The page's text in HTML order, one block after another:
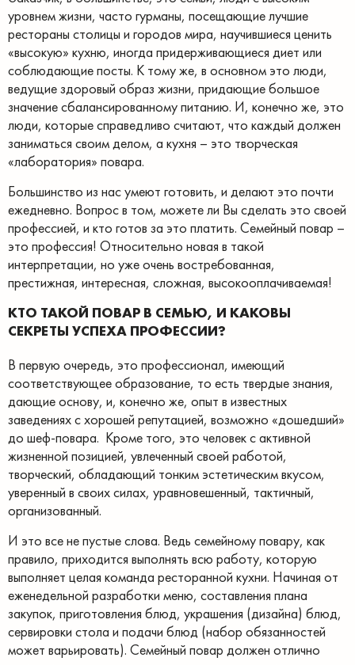
уровнем жизни, часто гурманы, посещающие лучшие
рестораны столицы и городов мира, научившиеся ценить
«высокую» кухню, иногда придерживающиеся диет или
соблюдающие посты. К тому же, в основном это люди,
ведущие здоровый образ жизни, придающие большое
значение сбалансированному питанию. И, конечно же, это
люди, которые справедливо считают, что каждый должен
заниматься своим делом, а кухня – это творческая
«лаборатория» повара.
Большинство из нас умеют готовить, и делают это почти
ежедневно. Вопрос в том, можете ли Вы сделать это своей
профессией, и кто готов за это платить. Семейный повар –
это профессия! Относительно новая в такой
интерпретации, но уже очень востребованная,
престижная, интересная, сложная, высокооплачиваемая!
КТО ТАКОЙ ПОВАР В СЕМЬЮ, И КАКОВЫ
СЕКРЕТЫ УСПЕХА ПРОФЕССИИ?
В первую очередь, это профессионал, имеющий
соответствующее образование, то есть твердые знания,
дающие основу, и, конечно же, опыт в известных
заведениях с хорошей репутацией, возможно «дошедший»
до шеф-повара. Кроме того, это человек с активной
жизненной позицией, увлеченный своей работой,
творческий, обладающий тонким эстетическим вкусом,
уверенный в своих силах, уравновешенный, тактичный,
организованный.
И это все не пустые слова. Ведь семейному повару, как
правило, приходится выполнять всю работу, которую
выполняет целая команда ресторанной кухни. Начиная от
еженедельной разработки меню, составления плана
закупок, приготовления блюд, украшения (дизайна) блюд,
сервировки стола и подачи блюд (набор обязанностей
может варьировать). Семейный повар должен отлично